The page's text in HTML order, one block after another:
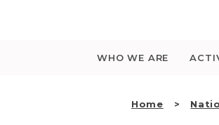
WHO WE ARE
Home